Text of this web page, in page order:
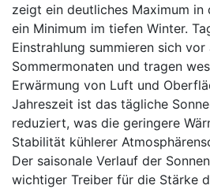
zeigt ein deutliches Maximum in
ein Minimum im tiefen Winter.
Einstrahlung summieren sich vor
Sommermonaten und tragen
Erwärmung von Luft und
Jahreszeit ist das tägliche
reduziert, was die geringere
Stabilität kühlerer
Der saisonale Verlauf der
wichtiger Treiber für die Stärke